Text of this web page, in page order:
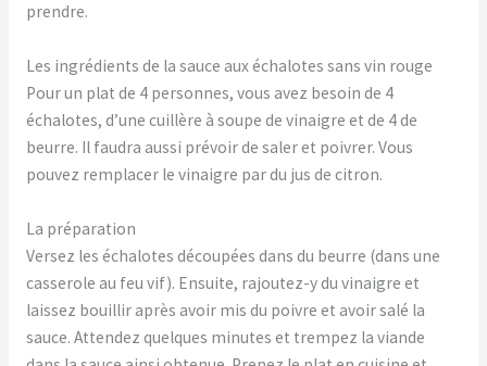
prendre.
Les ingrédients de la sauce aux échalotes sans vin rouge
Pour un plat de 4 personnes, vous avez besoin de 4
échalotes, d’une cuillère à soupe de vinaigre et de 4 de
beurre. Il faudra aussi prévoir de saler et poivrer. Vous
pouvez remplacer le vinaigre par du jus de citron.
La préparation
Versez les échalotes découpées dans du beurre (dans une
casserole au feu vif). Ensuite, rajoutez-y du vinaigre et
laissez bouillir après avoir mis du poivre et avoir salé la
sauce. Attendez quelques minutes et trempez la viande